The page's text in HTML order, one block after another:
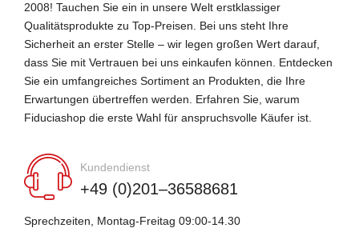
2008! Tauchen Sie ein in unsere Welt erstklassiger
Qualitätsprodukte zu Top-Preisen. Bei uns steht Ihre
Sicherheit an erster Stelle – wir legen großen Wert darauf,
dass Sie mit Vertrauen bei uns einkaufen können. Entdecken
Sie ein umfangreiches Sortiment an Produkten, die Ihre
Erwartungen übertreffen werden. Erfahren Sie, warum
Fiduciashop die erste Wahl für anspruchsvolle Käufer ist.
Kundendienst
+49 (0)201–36588681
Sprechzeiten, Montag-Freitag 09:00-14.30